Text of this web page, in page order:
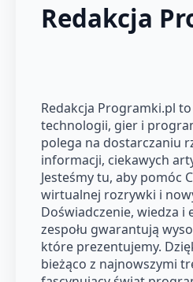
Redakcja
Redakcja Programki.pl
technologii, gier i
polega na dostarczaniu
informacji, ciekawych
Jesteśmy tu, aby pomóc
wirtualnej rozrywki i
Doświadczenie, wiedza i
zespołu gwarantują
które prezentujemy.
bieżąco z najnowszymi